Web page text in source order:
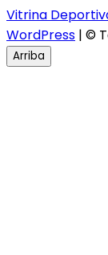
Vitrina
WordPress | ©
Arriba